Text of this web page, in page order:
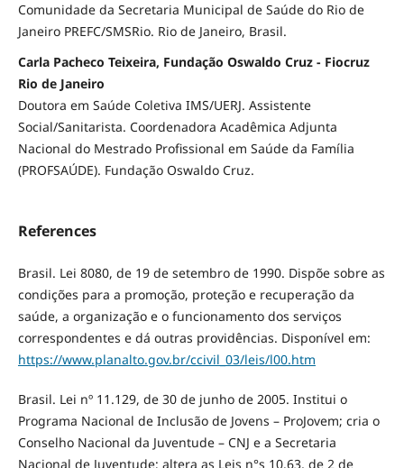
Comunidade da Secretaria Municipal de Saúde do Rio de
Janeiro PREFC/SMSRio. Rio de Janeiro, Brasil.
Carla Pacheco Teixeira, Fundação Oswaldo Cruz - Fiocruz
Rio de Janeiro
Doutora em Saúde Coletiva IMS/UERJ. Assistente
Social/Sanitarista. Coordenadora Acadêmica Adjunta
Nacional do Mestrado Profissional em Saúde da Família
(PROFSAÚDE). Fundação Oswaldo Cruz.
References
Brasil. Lei 8080, de 19 de setembro de 1990. Dispõe sobre as
condições para a promoção, proteção e recuperação da
saúde, a organização e o funcionamento dos serviços
correspondentes e dá outras providências. Disponível em:
https://www.planalto.gov.br/ccivil_03/leis/l00.htm
Brasil. Lei nº 11.129, de 30 de junho de 2005. Institui o
Programa Nacional de Inclusão de Jovens – ProJovem; cria o
Conselho Nacional da Juventude – CNJ e a Secretaria
Nacional de Juventude; altera as Leis n°s 10.63, de 2 de